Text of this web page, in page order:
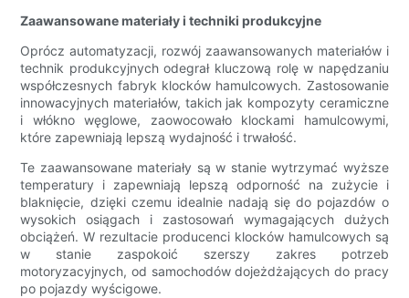
Zaawansowane materiały i techniki produkcyjne
Oprócz automatyzacji, rozwój zaawansowanych materiałów i
technik produkcyjnych odegrał kluczową rolę w napędzaniu
współczesnych fabryk klocków hamulcowych. Zastosowanie
innowacyjnych materiałów, takich jak kompozyty ceramiczne
i włókno węglowe, zaowocowało klockami hamulcowymi,
które zapewniają lepszą wydajność i trwałość.
Te zaawansowane materiały są w stanie wytrzymać wyższe
temperatury i zapewniają lepszą odporność na zużycie i
blaknięcie, dzięki czemu idealnie nadają się do pojazdów o
wysokich osiągach i zastosowań wymagających dużych
obciążeń. W rezultacie producenci klocków hamulcowych są
w stanie zaspokoić szerszy zakres potrzeb
motoryzacyjnych, od samochodów dojeżdżających do pracy
po pojazdy wyścigowe.